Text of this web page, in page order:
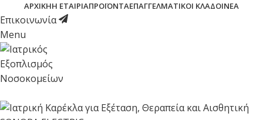
ΑΡΧΙΚΉΗ ΕΤΑΙΡΊΑΠΡΟΪΌΝΤΑΕΠΑΓΓΕΛΜΑΤΙΚΟΊ ΚΛΆΔΟΙΝΈΑ
Επικοινωνία
Menu